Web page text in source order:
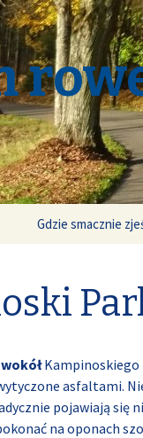
Gdzie smacznie
wokółKampinoskiego
asfaltami.
pojawiają się
na oponach